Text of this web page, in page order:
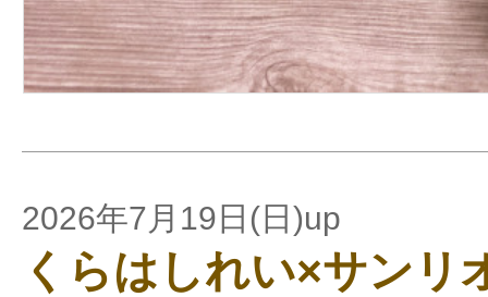
2026年7月19日(日)up
くらはしれい×サンリ